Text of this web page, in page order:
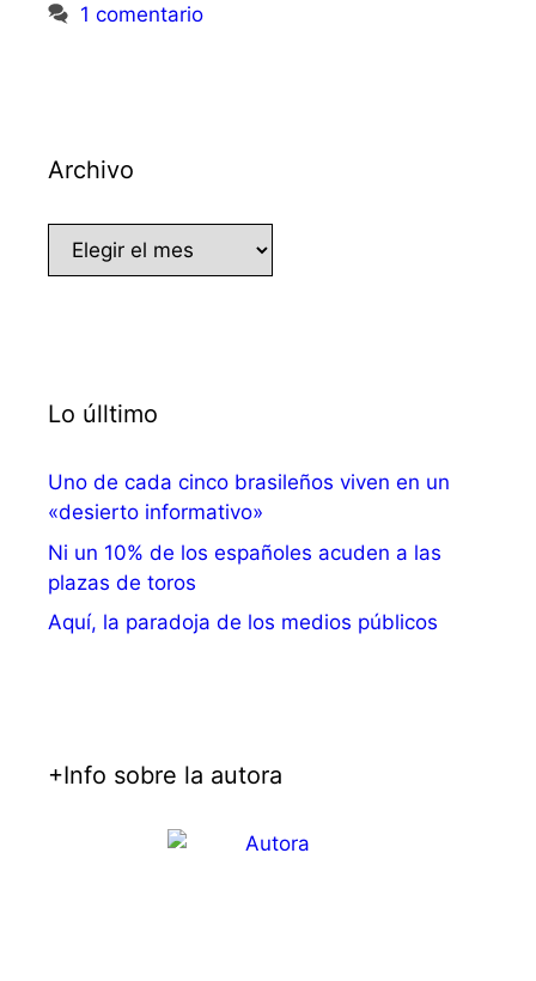
1 comentario
Archivo
Archivo
Lo úlltimo
Uno de cada cinco brasileños viven en un
«desierto informativo»
Ni un 10% de los españoles acuden a las
plazas de toros
Aquí, la paradoja de los medios públicos
+Info sobre la autora